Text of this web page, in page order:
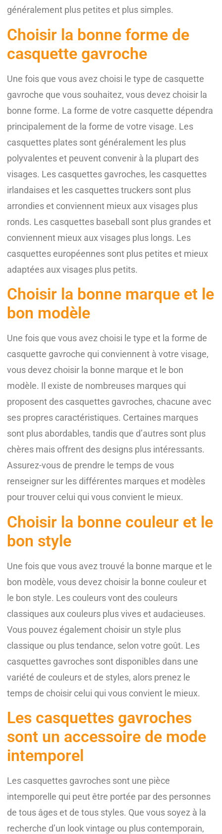
généralement plus petites et plus simples.
Choisir la bonne forme de
casquette gavroche
Une fois que vous avez choisi le type de casquette
gavroche que vous souhaitez, vous devez choisir la
bonne forme. La forme de votre casquette dépendra
principalement de la forme de votre visage. Les
casquettes plates sont généralement les plus
polyvalentes et peuvent convenir à la plupart des
visages. Les casquettes gavroches, les casquettes
irlandaises et les casquettes truckers sont plus
arrondies et conviennent mieux aux visages plus
ronds. Les casquettes baseball sont plus grandes et
conviennent mieux aux visages plus longs. Les
casquettes européennes sont plus petites et mieux
adaptées aux visages plus petits.
Choisir la bonne marque et le
bon modèle
Une fois que vous avez choisi le type et la forme de
casquette gavroche qui conviennent à votre visage,
vous devez choisir la bonne marque et le bon
modèle. Il existe de nombreuses marques qui
proposent des casquettes gavroches, chacune avec
ses propres caractéristiques. Certaines marques
sont plus abordables, tandis que d’autres sont plus
chères mais offrent des designs plus intéressants.
Assurez-vous de prendre le temps de vous
renseigner sur les différentes marques et modèles
pour trouver celui qui vous convient le mieux.
Choisir la bonne couleur et le
bon style
Une fois que vous avez trouvé la bonne marque et le
bon modèle, vous devez choisir la bonne couleur et
le bon style. Les couleurs vont des couleurs
classiques aux couleurs plus vives et audacieuses.
Vous pouvez également choisir un style plus
classique ou plus tendance, selon votre goût. Les
casquettes gavroches sont disponibles dans une
variété de couleurs et de styles, alors prenez le
temps de choisir celui qui vous convient le mieux.
Les casquettes gavroches
sont un accessoire de mode
intemporel
Les casquettes gavroches sont une pièce
intemporelle qui peut être portée par des personnes
de tous âges et de tous styles. Que vous soyez à la
recherche d’un look vintage ou plus contemporain,